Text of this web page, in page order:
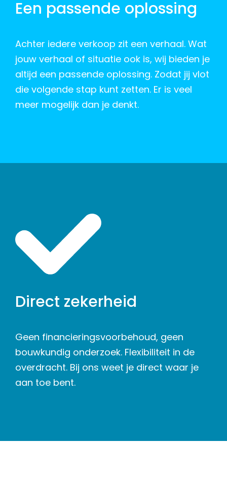
Een passende oplossing
Achter iedere verkoop zit een verhaal. Wat
jouw verhaal of situatie ook is, wij bieden je
altijd een passende oplossing. Zodat jij vlot
die volgende stap kunt zetten. Er is veel
meer mogelijk dan je denkt.
Direct zekerheid
Geen financieringsvoorbehoud, geen
bouwkundig onderzoek. Flexibiliteit in de
overdracht. Bij ons weet je direct waar je
aan toe bent.